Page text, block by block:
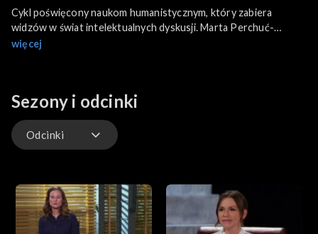
Cykl poświęcony naukom humanistycznym, który zabiera
widzów w świat intelektualnych dyskusji. Marta Perchuć-
Burzyńska, w każdym odcinku rozmawia z ekspertami,
więcej
Sezony i odcinki
Odcinki